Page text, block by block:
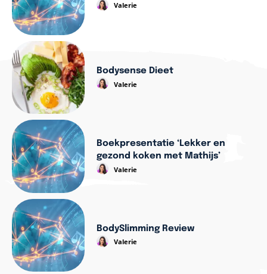
Valerie
Bodysense Dieet
Valerie
Boekpresentatie ‘Lekker en
gezond koken met Mathijs’
Valerie
BodySlimming Review
Valerie